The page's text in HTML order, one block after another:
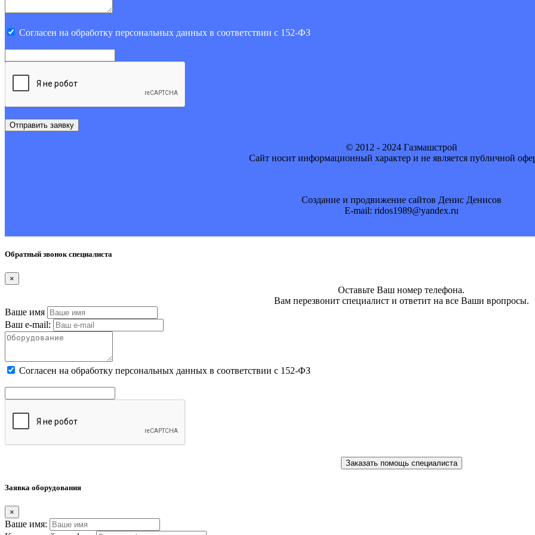
Cогласен на обработку персональных данных в соответствии с 152-ФЗ
Отправить заявку
© 2012 - 2024 Газмашстрой
Cайт носит информационный характер и не является публичной
Создание и продвижение сайтов Денис Денисов
E-mail: ridos1989@yandex.ru
Обратный звонок специалиста
×
Оставьте Ваш номер телефона.
Вам перезвонит специалист и ответит на все Ваши вропросы.
Ваше имя
Ваш e-mail:
Cогласен на обработку персональных данных в соответствии с 152-ФЗ
Заказать помощь специалиста
Заявка оборудования
×
Ваше имя: